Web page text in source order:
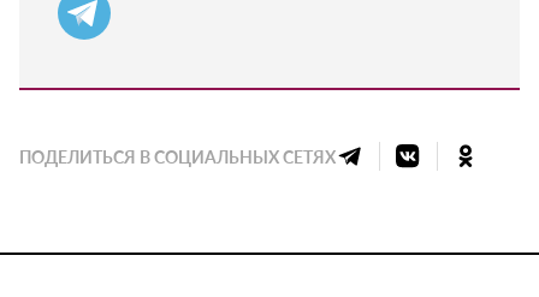
ПОДЕЛИТЬСЯ В СОЦИАЛЬНЫХ СЕТЯХ